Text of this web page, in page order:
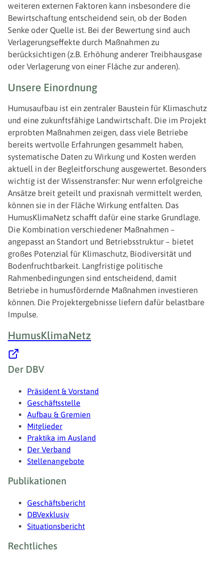
weiteren externen Faktoren kann insbesondere die
Bewirtschaftung entscheidend sein, ob der Boden
Senke oder Quelle ist. Bei der Bewertung sind auch
Verlagerungseffekte durch Maßnahmen zu
berücksichtigen (z.B. Erhöhung anderer Treibhausgase
oder Verlagerung von einer Fläche zur anderen).
Unsere Einordnung
Humusaufbau ist ein zentraler Baustein für Klimaschutz
und eine zukunftsfähige Landwirtschaft. Die im Projekt
erprobten Maßnahmen zeigen, dass viele Betriebe
bereits wertvolle Erfahrungen gesammelt haben,
systematische Daten zu Wirkung und Kosten werden
aktuell in der Begleitforschung ausgewertet. Besonders
wichtig ist der Wissenstransfer: Nur wenn erfolgreiche
Ansätze breit geteilt und praxisnah vermittelt werden,
können sie in der Fläche Wirkung entfalten. Das
HumusKlimaNetz schafft dafür eine starke Grundlage.
Die Kombination verschiedener Maßnahmen –
angepasst an Standort und Betriebsstruktur – bietet
großes Potenzial für Klimaschutz, Biodiversität und
Bodenfruchtbarkeit. Langfristige politische
Rahmenbedingungen sind entscheidend, damit
Betriebe in humusfördernde Maßnahmen investieren
können. Die Projektergebnisse liefern dafür belastbare
Impulse.
HumusKlimaNetz
Fußzeile
Der DBV
Präsident & Vorstand
Geschäftsstelle
Aufbau & Gremien
Mitglieder
Praktika im Ausland
Der Verband
Stellenangebote
Publikationen
Geschäftsbericht
DBVexklusiv
Situationsbericht
Rechtliches